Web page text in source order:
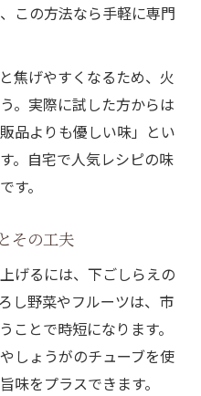
この方法なら手軽に専門
焦げやすくなるため、火
。実際に試した方からは
品よりも優しい味」とい
。自宅で人気レシピの味
す。
その工夫
げるには、下ごしらえの
し野菜やフルーツは、市
ことで時短になります。
しょうがのチューブを使
味をプラスできます。